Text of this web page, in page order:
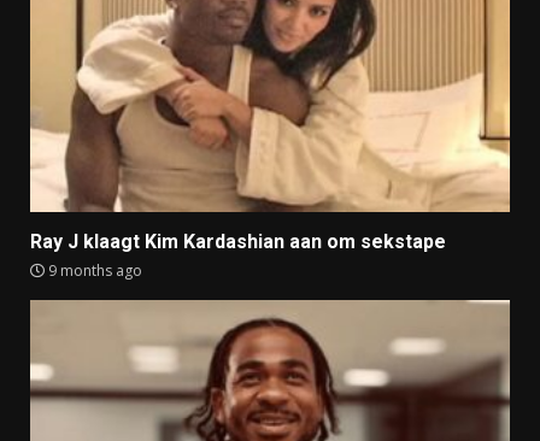
Ray J klaagt Kim Kardashian aan om sekstape
9 months ago